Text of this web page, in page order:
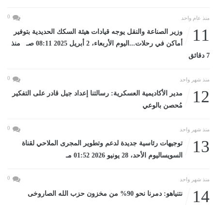
منذ عام واحد 0
11
وزير الصناعة والنقل يوجه قيادات هيئة السكك الحديدية بتوفير
أماكن في رحلات...اليوم الأربعاء، 2 أبريل 2025 08:11 صـ منذ
7 دقائق
منذ شهر واحد 0
12
مدير الأكاديمية العسكرية: رسالتنا إعداد جيل قادر على التفكير
مُحصن بالوعي
منذ شهر واحد 0
13
توجيهات رئاسية جديدة لدعم وتطوير المجرى الملاحي لقناة
السويساليوم الأحد، 28 يونيو 2026 01:52 مـ
منذ شهر واحد 0
14 نتنياهو: دمرنا نحو 90% من مخزون حزب الله الصاروخى